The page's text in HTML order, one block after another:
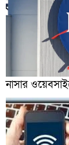
নাসার